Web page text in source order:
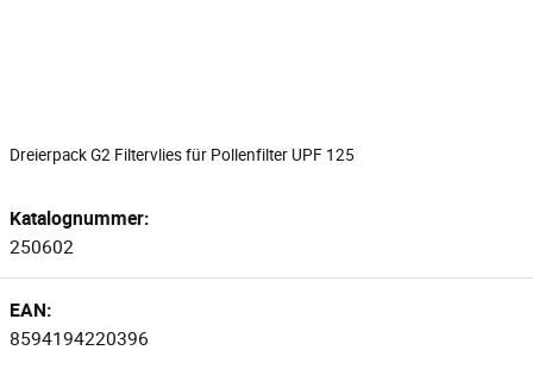
Dreierpack G2 Filtervlies für Pollenfilter UPF 125
Katalognummer:
250602
EAN:
8594194220396